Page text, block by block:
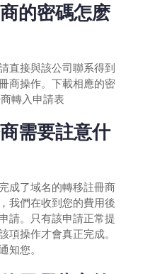
的密碼怎麽
直接與該公司聯系得到
商操作。下載相應的密
轉入申請表
需要註意什
成了域名的轉移註冊商
我們在收到您的費用後
請。只有該申請正常提
項操作才會真正完成。
知您。